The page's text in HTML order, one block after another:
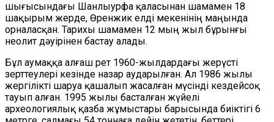
шығысындағы Шанлыурфа қаласынан шамамен 18
шақырым жерде, Өренжик елді мекенінің маңында
орналасқан. Тарихы шамамен 12 мың жыл бұрынғы
неолит дәуірінен бастау алады.
Бұл аумаққа алғаш рет 1960-жылдардағы жерүсті
зерттеулері кезінде назар аударылған. Ал 1986 жылы
жергілікті шаруа қашалып жасалған мүсінді кездейсоқ
тауып алған. 1995 жылы басталған жүйелі
археологиялық қазба жұмыстары барысында биіктігі 6